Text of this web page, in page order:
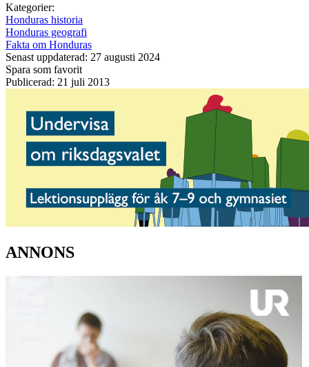
Kategorier:
Honduras historia
Honduras geografi
Fakta om Honduras
Senast uppdaterad: 27 augusti 2024
Spara som favorit
Publicerad: 21 juli 2013
ANNONS